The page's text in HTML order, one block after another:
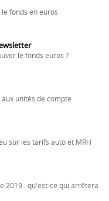
fonds en euros
le fonds euros ?
unités de compte
sur les tarifs auto et MRH
2019 : qu'est-ce qui arrêtera